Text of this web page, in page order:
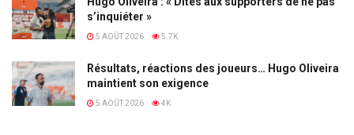
s’inquiéter »
5 AOÛT 2026 5.7K
Résultats, réactions des joueurs… Hugo Oliveira
maintient son exigence
5 AOÛT 2026 4K